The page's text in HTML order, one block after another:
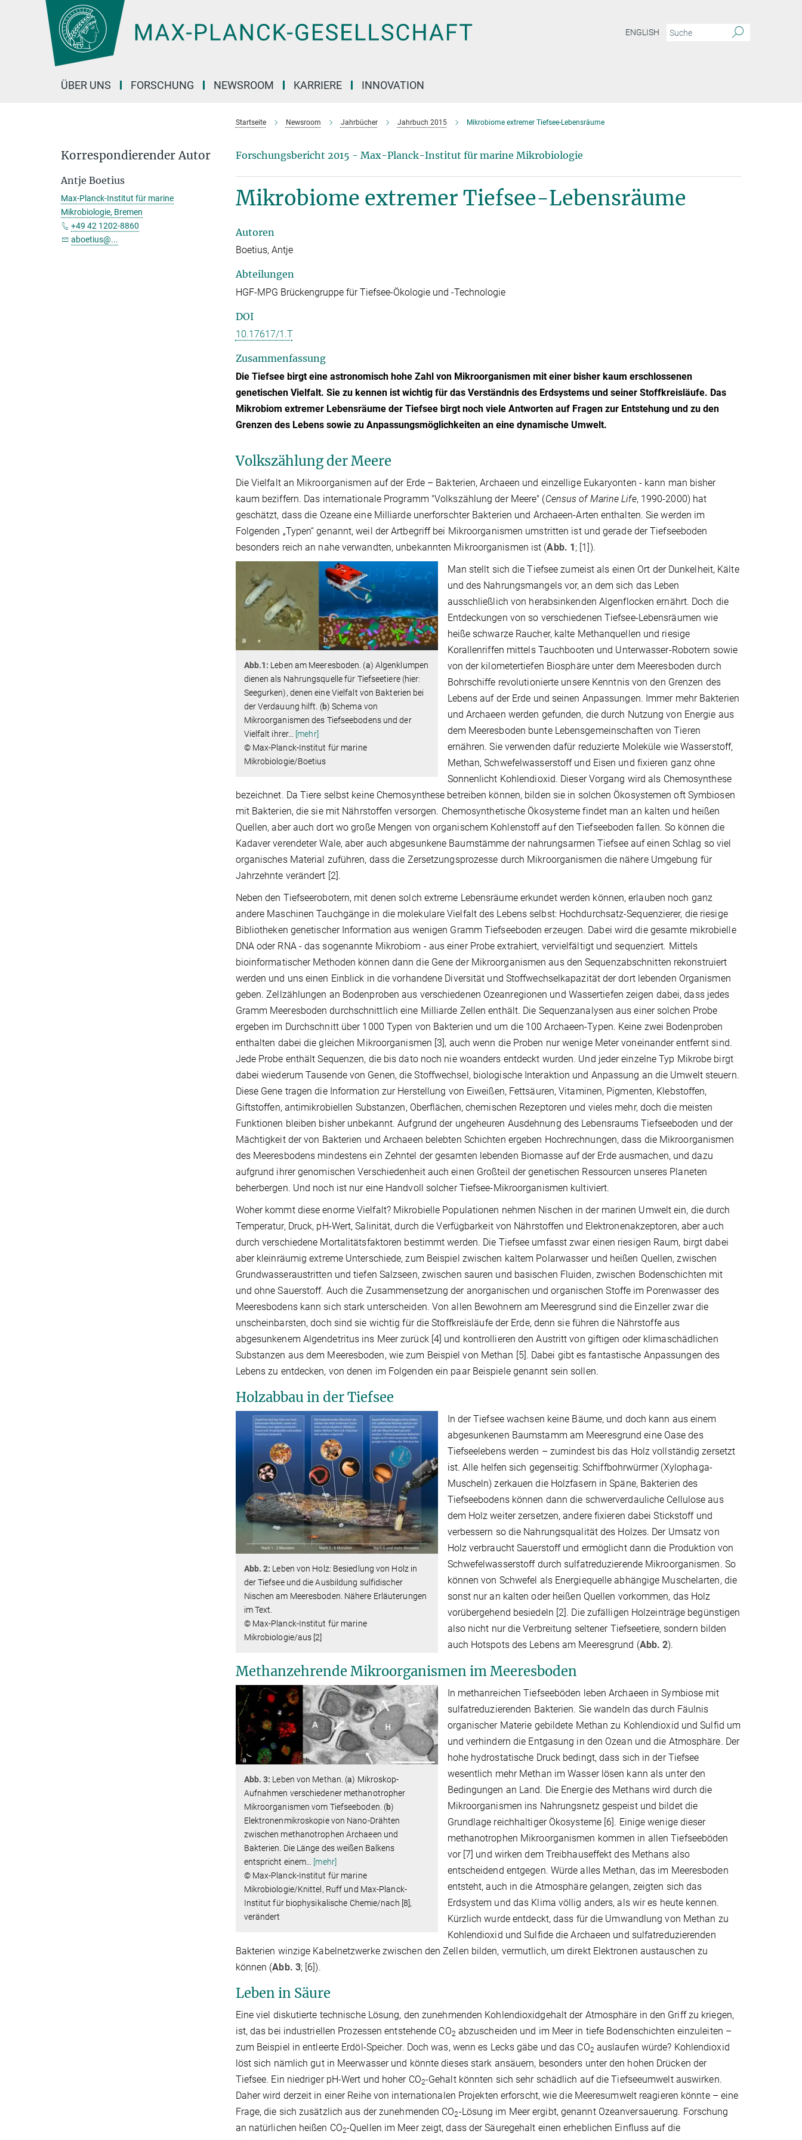
Hauptinhalt
ENGLISH
ÜBER UNS FORSCHUNG NEWSROOM KARRIERE INNOVATION
Startseite Newsroom Jahrbücher Jahrbuch 2015 Mikrobiome extremer Tiefsee-Lebensräume
Forschungsbericht 2015 - Max-Planck-Institut für marine Mikrobiologie
Mikrobiome extremer Tiefsee-Lebensräume
Autoren
Boetius, Antje
Abteilungen
HGF-MPG Brückengruppe für Tiefsee-Ökologie und -Technologie
DOI
10.17617/1.T
Zusammenfassung
Die Tiefsee birgt eine astronomisch hohe Zahl von Mikroorganismen mit einer bisher kaum erschlossenen
genetischen Vielfalt. Sie zu kennen ist wichtig für das Verständnis des Erdsystems und seiner Stoffkreisläufe. Das
Mikrobiom extremer Lebensräume der Tiefsee birgt noch viele Antworten auf Fragen zur Entstehung und zu den
Grenzen des Lebens sowie zu Anpassungsmöglichkeiten an eine dynamische Umwelt.
Volkszählung der Meere
Die Vielfalt an Mikroorganismen auf der Erde – Bakterien, Archaeen und einzellige Eukaryonten - kann man bisher
kaum beziffern. Das internationale Programm "Volkszählung der Meere" (Census of Marine Life, 1990-2000) hat
geschätzt, dass die Ozeane eine Milliarde unerforschter Bakterien und Archaeen-Arten enthalten. Sie werden im
Folgenden „Typen“ genannt, weil der Artbegriff bei Mikroorganismen umstritten ist und gerade der Tiefseeboden
besonders reich an nahe verwandten, unbekannten Mikroorganismen ist (Abb. 1; [1]).
Abb.1: Leben am Meeresboden. (a) Algenklumpen
dienen als Nahrungsquelle für Tiefseetiere (hier:
Seegurken), denen eine Vielfalt von Bakterien bei
der Verdauung hilft. (b) Schema von
Mikroorganismen des Tiefseebodens und der
Vielfalt ihrer… [mehr]
© Max-Planck-Institut für marine
Mikrobiologie/Boetius
Man stellt sich die Tiefsee zumeist als einen Ort der Dunkelheit, Kälte
und des Nahrungsmangels vor, an dem sich das Leben
ausschließlich von herabsinkenden Algenflocken ernährt. Doch die
Entdeckungen von so verschiedenen Tiefsee-Lebensräumen wie
heiße schwarze Raucher, kalte Methanquellen und riesige
Korallenriffen mittels Tauchbooten und Unterwasser-Robotern sowie
von der kilometertiefen Biosphäre unter dem Meeresboden durch
Bohrschiffe revolutionierte unsere Kenntnis von den Grenzen des
Lebens auf der Erde und seinen Anpassungen. Immer mehr Bakterien
und Archaeen werden gefunden, die durch Nutzung von Energie aus
dem Meeresboden bunte Lebensgemeinschaften von Tieren
ernähren. Sie verwenden dafür reduzierte Moleküle wie Wasserstoff,
Methan, Schwefelwasserstoff und Eisen und fixieren ganz ohne
Sonnenlicht Kohlendioxid. Dieser Vorgang wird als Chemosynthese
bezeichnet. Da Tiere selbst keine Chemosynthese betreiben können, bilden sie in solchen Ökosystemen oft Symbiosen
mit Bakterien, die sie mit Nährstoffen versorgen. Chemosynthetische Ökosysteme findet man an kalten und heißen
Quellen, aber auch dort wo große Mengen von organischem Kohlenstoff auf den Tiefseeboden fallen. So können die
Kadaver verendeter Wale, aber auch abgesunkene Baumstämme der nahrungsarmen Tiefsee auf einen Schlag so viel
organisches Material zuführen, dass die Zersetzungsprozesse durch Mikroorganismen die nähere Umgebung für
Jahrzehnte verändert [2].
Neben den Tiefseerobotern, mit denen solch extreme Lebensräume erkundet werden können, erlauben noch ganz
andere Maschinen Tauchgänge in die molekulare Vielfalt des Lebens selbst: Hochdurchsatz-Sequenzierer, die riesige
Bibliotheken genetischer Information aus wenigen Gramm Tiefseeboden erzeugen. Dabei wird die gesamte mikrobielle
DNA oder RNA - das sogenannte Mikrobiom - aus einer Probe extrahiert, vervielfältigt und sequenziert. Mittels
bioinformatischer Methoden können dann die Gene der Mikroorganismen aus den Sequenzabschnitten rekonstruiert
werden und uns einen Einblick in die vorhandene Diversität und Stoffwechselkapazität der dort lebenden Organismen
geben. Zellzählungen an Bodenproben aus verschiedenen Ozeanregionen und Wassertiefen zeigen dabei, dass jedes
Gramm Meeresboden durchschnittlich eine Milliarde Zellen enthält. Die Sequenzanalysen aus einer solchen Probe
ergeben im Durchschnitt über 1000 Typen von Bakterien und um die 100 Archaeen-Typen. Keine zwei Bodenproben
enthalten dabei die gleichen Mikroorganismen [3], auch wenn die Proben nur wenige Meter voneinander entfernt sind.
Jede Probe enthält Sequenzen, die bis dato noch nie woanders entdeckt wurden. Und jeder einzelne Typ Mikrobe birgt
dabei wiederum Tausende von Genen, die Stoffwechsel, biologische Interaktion und Anpassung an die Umwelt steuern.
Diese Gene tragen die Information zur Herstellung von Eiweißen, Fettsäuren, Vitaminen, Pigmenten, Klebstoffen,
Giftstoffen, antimikrobiellen Substanzen, Oberflächen, chemischen Rezeptoren und vieles mehr, doch die meisten
Funktionen bleiben bisher unbekannt. Aufgrund der ungeheuren Ausdehnung des Lebensraums Tiefseeboden und der
Mächtigkeit der von Bakterien und Archaeen belebten Schichten ergeben Hochrechnungen, dass die Mikroorganismen
des Meeresbodens mindestens ein Zehntel der gesamten lebenden Biomasse auf der Erde ausmachen, und dazu
aufgrund ihrer genomischen Verschiedenheit auch einen Großteil der genetischen Ressourcen unseres Planeten
beherbergen. Und noch ist nur eine Handvoll solcher Tiefsee-Mikroorganismen kultiviert.
Woher kommt diese enorme Vielfalt? Mikrobielle Populationen nehmen Nischen in der marinen Umwelt ein, die durch
Temperatur, Druck, pH-Wert, Salinität, durch die Verfügbarkeit von Nährstoffen und Elektronenakzeptoren, aber auch
durch verschiedene Mortalitätsfaktoren bestimmt werden. Die Tiefsee umfasst zwar einen riesigen Raum, birgt dabei
aber kleinräumig extreme Unterschiede, zum Beispiel zwischen kaltem Polarwasser und heißen Quellen, zwischen
Grundwasseraustritten und tiefen Salzseen, zwischen sauren und basischen Fluiden, zwischen Bodenschichten mit
und ohne Sauerstoff. Auch die Zusammensetzung der anorganischen und organischen Stoffe im Porenwasser des
Meeresbodens kann sich stark unterscheiden. Von allen Bewohnern am Meeresgrund sind die Einzeller zwar die
unscheinbarsten, doch sind sie wichtig für die Stoffkreisläufe der Erde, denn sie führen die Nährstoffe aus
abgesunkenem Algendetritus ins Meer zurück [4] und kontrollieren den Austritt von giftigen oder klimaschädlichen
Substanzen aus dem Meeresboden, wie zum Beispiel von Methan [5]. Dabei gibt es fantastische Anpassungen des
Lebens zu entdecken, von denen im Folgenden ein paar Beispiele genannt sein sollen.
Holzabbau in der Tiefsee
Abb. 2: Leben von Holz: Besiedlung von Holz in
der Tiefsee und die Ausbildung sulfidischer
Nischen am Meeresboden. Nähere Erläuterungen
im Text.
© Max-Planck-Institut für marine
Mikrobiologie/aus [2]
In der Tiefsee wachsen keine Bäume, und doch kann aus einem
abgesunkenen Baumstamm am Meeresgrund eine Oase des
Tiefseelebens werden – zumindest bis das Holz vollständig zersetzt
ist. Alle helfen sich gegenseitig: Schiffbohrwürmer (Xylophaga-
Muscheln) zerkauen die Holzfasern in Späne, Bakterien des
Tiefseebodens können dann die schwerverdauliche Cellulose aus
dem Holz weiter zersetzen, andere fixieren dabei Stickstoff und
verbessern so die Nahrungsqualität des Holzes. Der Umsatz von
Holz verbraucht Sauerstoff und ermöglicht dann die Produktion von
Schwefelwasserstoff durch sulfatreduzierende Mikroorganismen. So
können von Schwefel als Energiequelle abhängige Muschelarten, die
sonst nur an kalten oder heißen Quellen vorkommen, das Holz
vorübergehend besiedeln [2]. Die zufälligen Holzeinträge begünstigen
also nicht nur die Verbreitung seltener Tiefseetiere, sondern bilden
auch Hotspots des Lebens am Meeresgrund (Abb. 2).
Methanzehrende Mikroorganismen im Meeresboden
Abb. 3: Leben von Methan. (a) Mikroskop-
Aufnahmen verschiedener methanotropher
Mikroorganismen vom Tiefseeboden. (b)
Elektronenmikroskopie von Nano-Drähten
zwischen methanotrophen Archaeen und
Bakterien. Die Länge des weißen Balkens
entspricht einem
[mehr]
© Max-Planck-Institut für marine
Mikrobiologie/Knittel, Ruff und Max-Planck-
Institut für biophysikalische Chemie/nach [8],
verändert
In methanreichen Tiefseeböden leben Archaeen in Symbiose mit
sulfatreduzierenden Bakterien. Sie wandeln das durch Fäulnis
organischer Materie gebildete Methan zu Kohlendioxid und Sulfid um
und verhindern die Entgasung in den Ozean und die Atmosphäre. Der
hohe hydrostatische Druck bedingt, dass sich in der Tiefsee
wesentlich mehr Methan im Wasser lösen kann als unter den
Bedingungen an Land. Die Energie des Methans wird durch die
Mikroorganismen ins Nahrungsnetz gespeist und bildet die
Grundlage reichhaltiger Ökosysteme [6]. Einige wenige dieser
methanotrophen Mikroorganismen kommen in allen Tiefseeböden
vor [7] und wirken dem Treibhauseffekt des Methans also
entscheidend entgegen. Würde alles Methan, das im Meeresboden
entsteht, auch in die Atmosphäre gelangen, zeigten sich das
Erdsystem und das Klima völlig anders, als wir es heute kennen.
Kürzlich wurde entdeckt, dass für die Umwandlung von Methan zu
Kohlendioxid und Sulfide die Archaeen und sulfatreduzierenden
Bakterien winzige Kabelnetzwerke zwischen den Zellen bilden, vermutlich, um direkt Elektronen austauschen zu
können (Abb. 3; [6]).
Leben in Säure
Eine viel diskutierte technische Lösung, den zunehmenden Kohlendioxidgehalt der Atmosphäre in den Griff zu kriegen,
ist, das bei industriellen Prozessen entstehende CO2 abzuscheiden und im Meer in tiefe Bodenschichten einzuleiten –
zum Beispiel in entleerte Erdöl-Speicher. Doch was, wenn es Lecks gäbe und das CO2 auslaufen würde? Kohlendioxid
löst sich nämlich gut in Meerwasser und könnte dieses stark ansäuern, besonders unter den hohen Drücken der
Tiefsee. Ein niedriger pH-Wert und hoher CO2-Gehalt könnten sich sehr schädlich auf die Tiefseeumwelt auswirken.
Daher wird derzeit in einer Reihe von internationalen Projekten erforscht, wie die Meeresumwelt reagieren könnte – eine
Frage, die sich zusätzlich aus der zunehmenden CO2-Lösung im Meer ergibt, genannt Ozeanversauerung. Forschung
an natürlichen heißen CO2-Quellen im Meer zeigt, dass der Säuregehalt einen erheblichen Einfluss auf die
Korrespondierender Autor
Antje Boetius
Max-Planck-Institut für marine
Mikrobiologie, Bremen
+49 42 1202-8860
aboetius@...